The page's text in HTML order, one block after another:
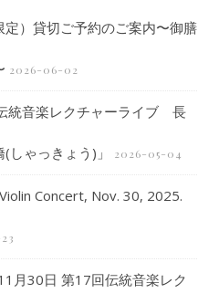
定）貸切ご予約のご案内〜御膳
2026-06-02
統音楽レクチャーライブ 長
しゃっきょう)」 2026-05-04
Concert, Nov. 30, 2025.
月30日 第17回伝統音楽レク